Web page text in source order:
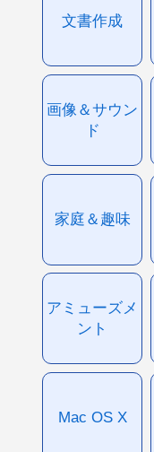
文書作成
画像＆サウン
ド
家庭＆趣味
アミューズメ
ント
Mac OS X